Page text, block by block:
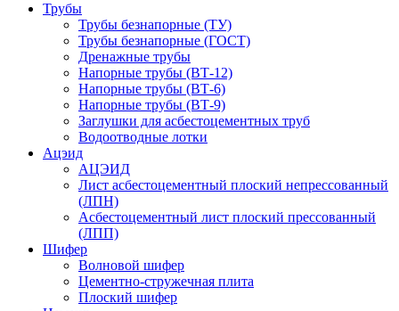
Трубы
Трубы безнапорные (ТУ)
Трубы безнапорные (ГОСТ)
Дренажные трубы
Напорные трубы (ВТ-12)
Напорные трубы (ВТ-6)
Напорные трубы (ВТ-9)
Заглушки для асбестоцементных труб
Водоотводные лотки
Ацэид
АЦЭИД
Лист асбестоцементный плоский непрессованный
(ЛПН)
Асбестоцементный лист плоский прессованный
(ЛПП)
Шифер
Волновой шифер
Цементно-стружечная плита
Плоский шифер